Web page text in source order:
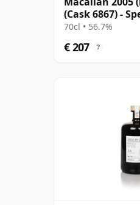
(Cask 6867) -
70cl • 56.7%
€ 207 ?